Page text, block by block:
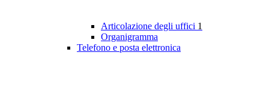
Articolazione degli uffici 1
Organigramma
Telefono e posta elettronica